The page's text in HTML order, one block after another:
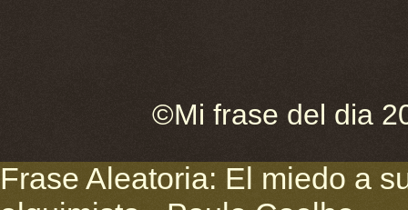
©Mi frase del dia
Frase Aleatoria: El miedo a